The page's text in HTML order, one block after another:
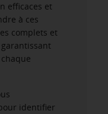
efficaces et
à ces
complets et
identifier